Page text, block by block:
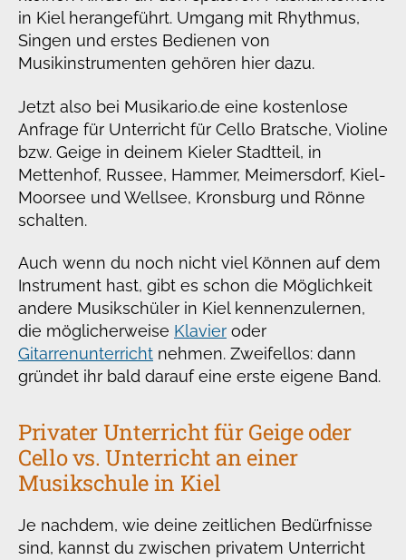
in Kiel herangeführt. Umgang mit Rhythmus,
Singen und erstes Bedienen von
Musikinstrumenten gehören hier dazu.
Jetzt also bei Musikario.de eine kostenlose
Anfrage für Unterricht für Cello Bratsche, Violine
bzw. Geige in deinem Kieler Stadtteil, in
Mettenhof, Russee, Hammer, Meimersdorf, Kiel-
Moorsee und Wellsee, Kronsburg und Rönne
schalten.
Auch wenn du noch nicht viel Können auf dem
Instrument hast, gibt es schon die Möglichkeit
andere Musikschüler in Kiel kennenzulernen,
die möglicherweise Klavier oder
Gitarrenunterricht nehmen. Zweifellos: dann
gründet ihr bald darauf eine erste eigene Band.
Privater Unterricht für Geige oder
Cello vs. Unterricht an einer
Musikschule in Kiel
Je nachdem, wie deine zeitlichen Bedürfnisse
sind, kannst du zwischen privatem Unterricht